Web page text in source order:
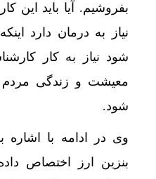
بفروشیم. آیا باید این
نیاز به درمان دارد
شود نیاز به کار
معیشت و زندگی مردم
شود.
وی در ادامه با اشاره
بنزین ارز اختصاص